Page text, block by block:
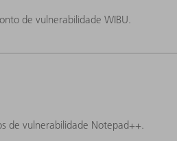
de vulnerabilidade WIBU.
de vulnerabilidade Notepad++.